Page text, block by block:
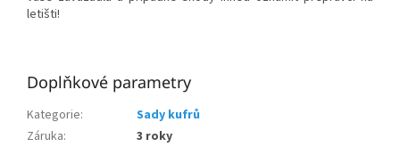
letišti!
Doplňkové parametry
Kategorie:
Sady kufrů
Záruka:
3 roky